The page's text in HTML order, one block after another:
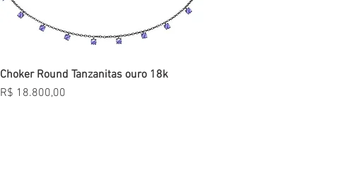
Visualização rápida
Choker Round Tanzanitas ouro 18k
Preço
R$ 18.800,00